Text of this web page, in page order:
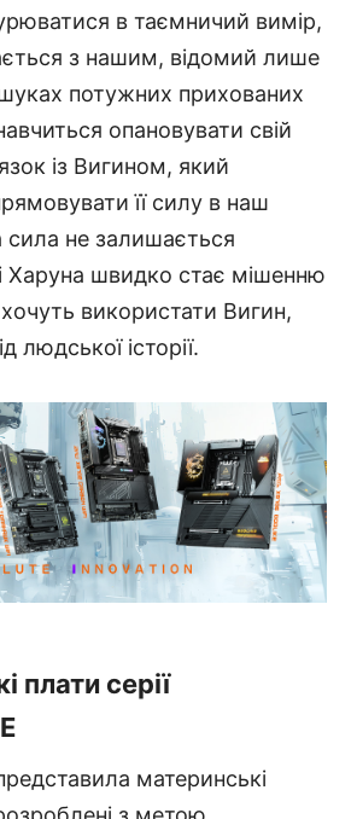
в таємничий вимір,
з нашим, відомий лише
потужних прихованих
опановувати свій
із Вигином, який
її силу в наш
сила не залишається
Харуна швидко стає мішенню
хочуть використати Вигин,
людської історії.
плати серії
материнські